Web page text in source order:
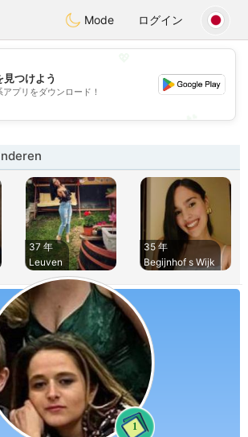
TantôtMode ログイン
💕
つけよう
プリをダウンロード！
37 年
Leuven
35 年
Begijnhof s Wijk
1